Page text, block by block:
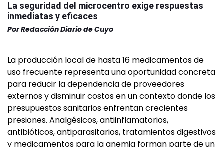
La seguridad del microcentro exige respuestas
inmediatas y eficaces
PorRedacción Diario de Cuyo
La producción local de hasta 16 medicamentos de
uso frecuente representa una oportunidad concreta
para reducir la dependencia de proveedores
externos y disminuir costos en un contexto donde los
presupuestos sanitarios enfrentan crecientes
presiones. Analgésicos, antiinflamatorios,
antibióticos, antiparasitarios, tratamientos digestivos
y medicamentos para la anemia forman parte de un